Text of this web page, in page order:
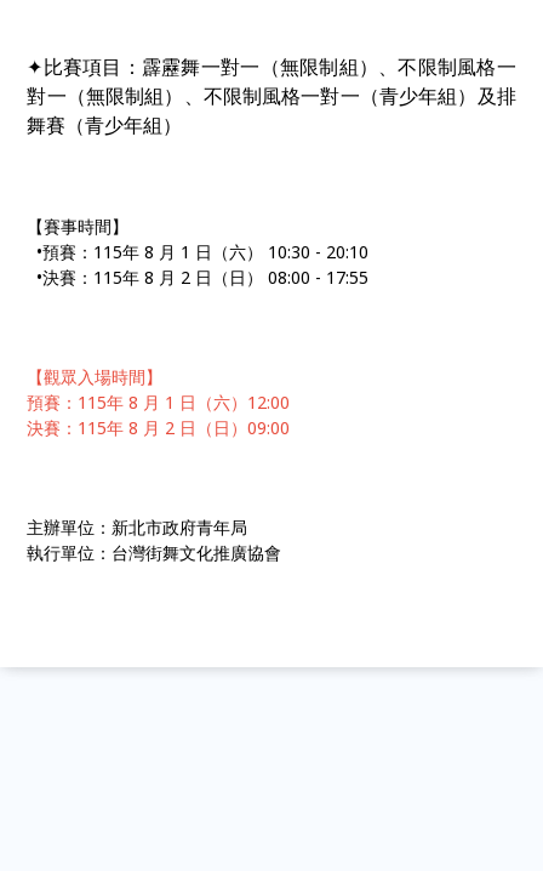
✦比賽項目：霹靂舞一對一（無限制組）、不限制風格一
對一（無限制組）、不限制風格一對一（青少年組）及排
舞賽 （青少年組）
【賽事時間】
•預賽：115年 8 月 1 日（六） 10:30 - 20:10
•決賽：115年 8 月 2 日（日） 08:00 - 17:55
【觀眾入場時間】
預賽：115年 8 月 1 日（六）12:00
決賽：115年 8 月 2 日（日）09:00
主辦單位：新北市政府青年局
執行單位：台灣街舞文化推廣協會